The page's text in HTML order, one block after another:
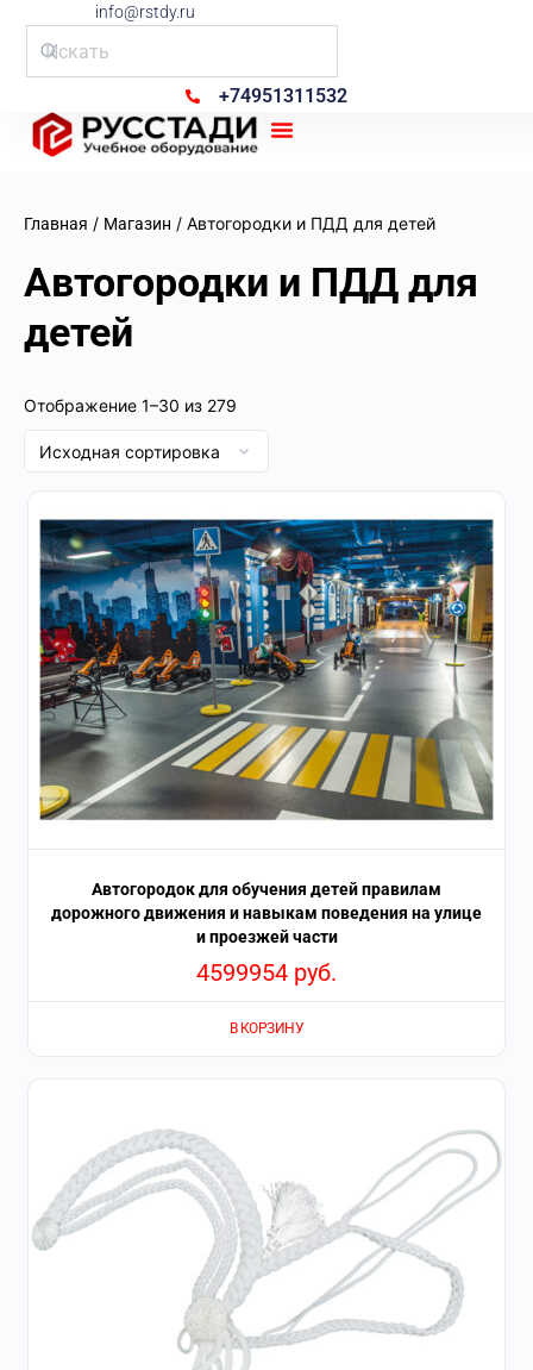
info@rstdy.ru
+74951311532
Главная / Магазин / Автогородки и ПДД для детей
Автогородки и ПДД для
детей
Отображение 1–30 из 279
Автогородок для обучения детей правилам
дорожного движения и навыкам поведения на улице
и проезжей части
4599954 руб.
В КОРЗИНУ